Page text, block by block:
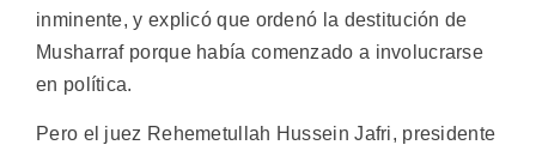
inminente, y explicó que ordenó la destitución de
Musharraf porque había comenzado a involucrarse
en política.
Pero el juez Rehemetullah Hussein Jafri, presidente